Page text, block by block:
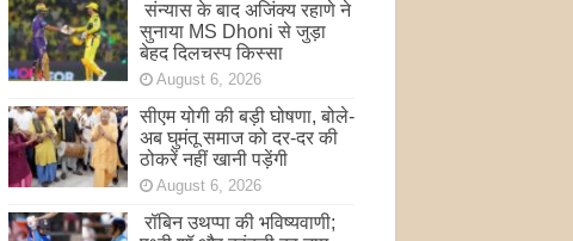
संन्यास के बाद अजिंक्‍य रहाणे ने
सुनाया MS Dhoni से जुड़ा
बेहद दिलचस्प किस्सा
August 6, 2026
सीएम योगी की बड़ी घोषणा, बोले-
अब घुमंतू समाज को दर-दर की
ठोकरें नहीं खानी पड़ेंगी
August 6, 2026
रॉबिन उथप्पा की भविष्यवाणी;